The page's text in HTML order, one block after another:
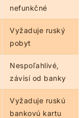
nefunkčné
Vyžaduje ruský
pobyt
Nespoľahlivé,
závisí od banky
Vyžaduje ruskú
bankovú kartu